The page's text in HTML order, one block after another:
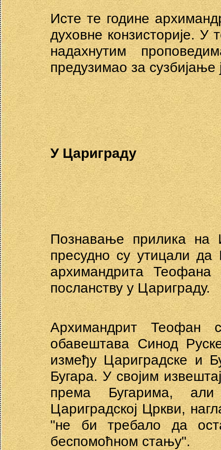
Исте те године
духовне конзисторије. У
надахнутим
предузимао за
У Цариграду
Познавање прилика на
пресудно су утицали да
архимандрита
посланству у Цариграду.
Архимандрит Теофан
обавештава Синод
између Цариградске и
Бугара. У својим
према Бугарима,
Цариградској Цркви,
"не би требало да
беспомоћном стању".